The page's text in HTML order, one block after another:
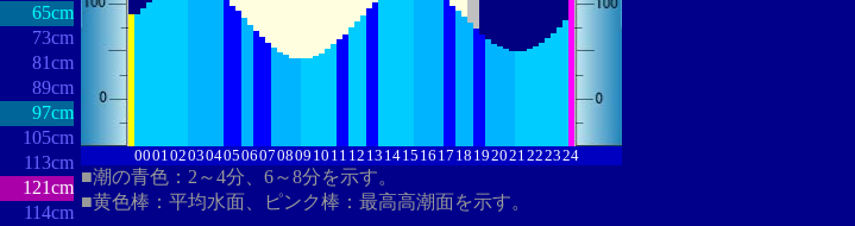
65cm
73cm
81cm
89cm
97cm
105cm
113cm
121cm
114cm
00010203040506070809 10 11 12 13 1415 16 17 18 192021222324
■潮の青色：2～4分、6～8分を示す。
■黄色棒：平均水面、ピンク棒：最高高潮面を示す。